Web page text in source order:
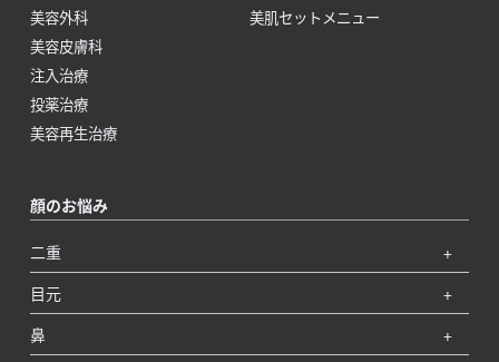
美容外科
美容皮膚科
注入治療
投薬治療
美容再生治療
美肌セットメニュー
顔のお悩み
二重
目元
鼻